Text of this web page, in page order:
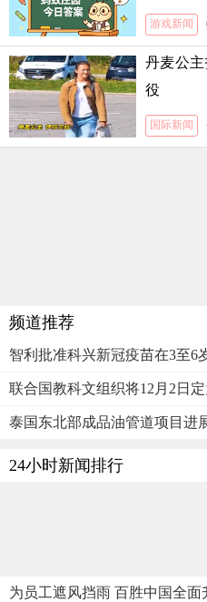
月5日答
游戏新闻
丹麦公
役
国际新闻
频道推荐
智利批准科兴新冠疫苗在3至6
联合国教科文组织将12月2日定
泰国东北部成品油管道项目进
24小时新闻排行
为员工遮风挡雨 百胜中国全面